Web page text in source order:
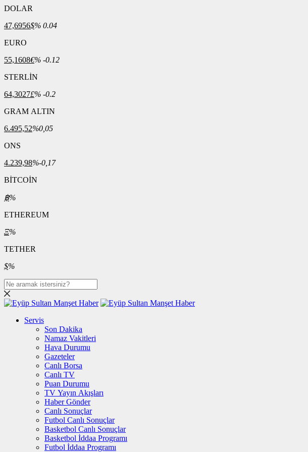
DOLAR
47,6956$% 0.04
EURO
55,1608€% -0.12
STERLİN
64,3027£% -0.2
GRAM ALTIN
6.495,52%0,05
ONS
4.239,98%-0,17
BİTCOİN
฿%
ETHEREUM
Ξ%
TETHER
$%
Servis
Son Dakika
Namaz Vakitleri
Hava Durumu
Gazeteler
Canlı Borsa
Canlı TV
Puan Durumu
TV Yayın Akışları
Haber Gönder
Canlı Sonuçlar
Futbol Canlı Sonuçlar
Basketbol Canlı Sonuçlar
Basketbol İddaa Programı
Futbol İddaa Programı